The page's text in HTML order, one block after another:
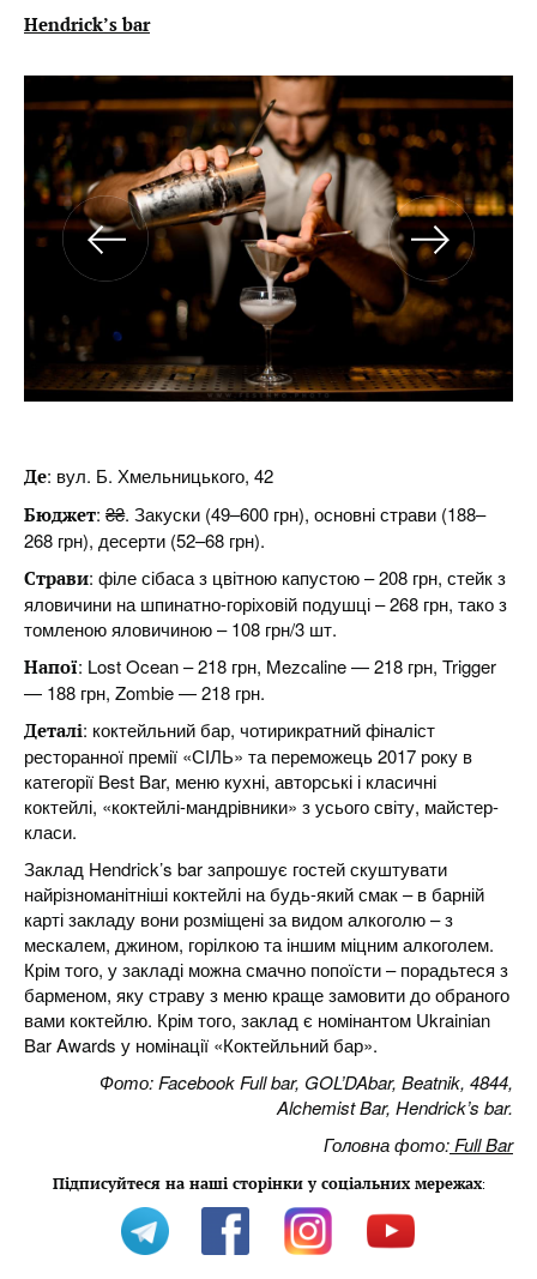
Hendrick’s bar
Де: вул. Б. Хмельницького, 42
Бюджет: ₴₴. Закуски (49–600 грн), основні страви (188–
268 грн), десерти (52–68 грн).
Страви: філе сібаса з цвітною капустою – 208 грн, стейк з
яловичини на шпинатно-горіховій подушці – 268 грн, тако з
томленою яловичиною – 108 грн/3 шт.
Напої: Lost Ocean – 218 грн, Mezcaline — 218 грн, Trigger
— 188 грн, Zombie — 218 грн.
Деталі: коктейльний бар, чотирикратний фіналіст
ресторанної премії «СІЛЬ» та переможець 2017 року в
категорії Best Bar, меню кухні, авторські і класичні
коктейлі, «коктейлі-мандрівники» з усього світу, майстер-
класи.
Заклад Hendrick’s bar запрошує гостей скуштувати
найрізноманітніші коктейлі на будь-який смак – в барній
карті закладу вони розміщені за видом алкоголю – з
мескалем, джином, горілкою та іншим міцним алкоголем.
Крім того, у закладі можна смачно попоїсти – порадьтеся з
барменом, яку страву з меню краще замовити до обраного
вами коктейлю. Крім того, заклад є номінантом Ukrainian
Bar Awards у номінації «Коктейльний бар».
Фото: Facebook Full bar, GOL’DAbar, Beatnik, 4844,
Alchemist Bar, Hendrick’s bar.
Головна фото: Full Bar
Підписуйтеся на наші сторінки у соціальних мережах: